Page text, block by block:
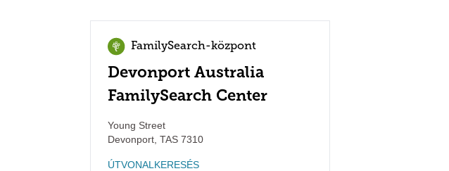
FamilySearch-központ
Devonport Australia
FamilySearch Center
Young Street
Devonport TAS 7310
ÚTVONALKERESÉS